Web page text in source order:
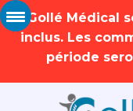
Gollé Médical
inclus. Les
période